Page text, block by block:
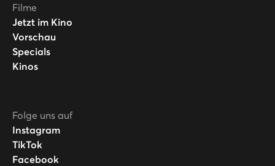
Filme
Jetzt im Kino
Vorschau
Specials
Kinos
Folge uns auf
Instagram
TikTok
Facebook